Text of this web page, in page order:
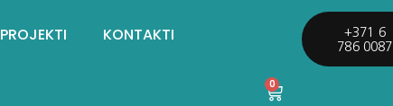
PROJEKTI KONTAKTI
0
+371 6
786 0087